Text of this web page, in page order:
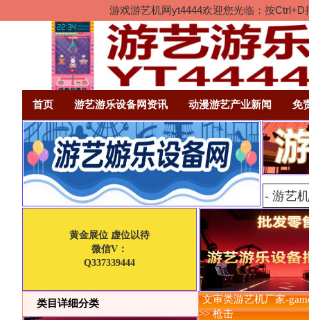
游戏游艺机网yt4444欢迎您光临：按
首页 游艺游乐设备网资讯 动漫游艺产业新闻 免
黄金展位 虚位以待
微信V：
Q337339444
类目详细分类
文审类游艺机厂家-
>> 枪击